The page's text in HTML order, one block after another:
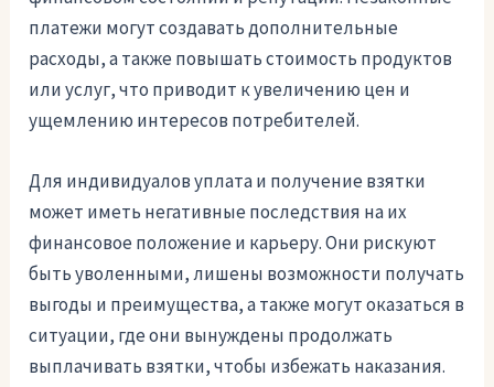
платежи могут создавать дополнительные
расходы, а также повышать стоимость продуктов
или услуг, что приводит к увеличению цен и
ущемлению интересов потребителей.
Для индивидуалов уплата и получение взятки
может иметь негативные последствия на их
финансовое положение и карьеру. Они рискуют
быть уволенными, лишены возможности получать
выгоды и преимущества, а также могут оказаться в
ситуации, где они вынуждены продолжать
выплачивать взятки, чтобы избежать наказания.